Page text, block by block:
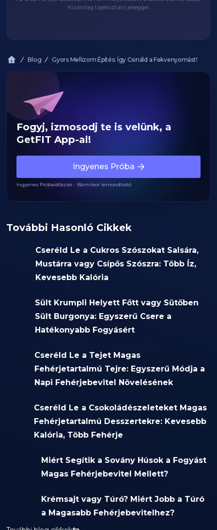
Kizárólag tájékoztató jelleggel.
Blog Gyors Mellizom Építés: Így Csináld a Fekvenyomást!
Fogyj, izmosodj te is velünk, a
GetFIT App-al!
Ingyenes Próba
Ingyenes Próbaidőszak - Bármikor lemondható
További Hasonló Cikkek
Cseréld Le a Cukros Szószokat Salsára,
Mustárra vagy Csípős Szószra: Több Íz,
Kevesebb Kalória
Sült Krumpli Helyett Főtt vagy Sütőben
Sült Burgonya: Egyszerű Csere a
Hatékonyabb Fogyásért
Cseréld Le a Tejet Magas
Fehérjetartalmú Tejre: Egyszerű Módja a
Napi Fehérjebevitel Növelésének
Cseréld Le a Csokoládészeleteket Magas
Fehérjetartalmú Desszertekre: Kevesebb
Kalória, Több Fehérje
Miért Segítik a Sovány Húsok a Fogyást
Magas Fehérjebevitel Mellett?
Krémsajt vagy Túró? Miért Jobb a Túró
a Magasabb Fehérjebevitelhez?